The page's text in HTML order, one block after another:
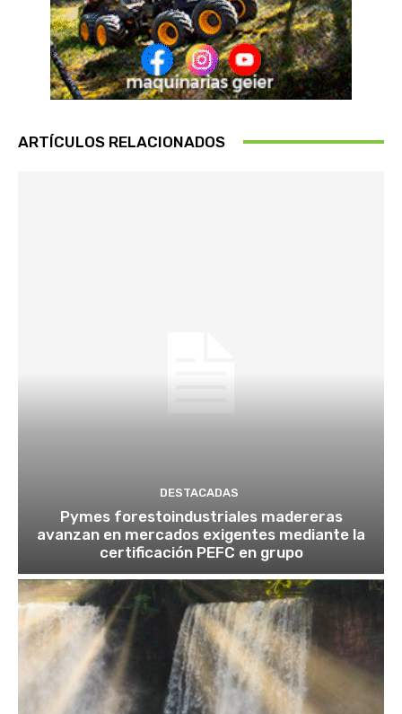
ARTÍCULOS RELACIONADOS
DESTACADAS
Pymes forestoindustriales madereras
avanzan en mercados exigentes mediante la
certificación PEFC en grupo